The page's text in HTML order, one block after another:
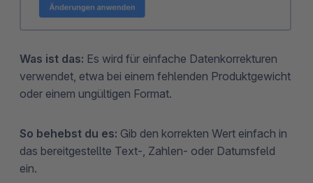
Was ist das: Es wird für einfache Datenkorrekturen
verwendet, etwa bei einem fehlenden Produktgewicht
oder einem ungültigen Format.
So behebst du es: Gib den korrekten Wert einfach in
das bereitgestellte Text-, Zahlen- oder Datumsfeld
ein.